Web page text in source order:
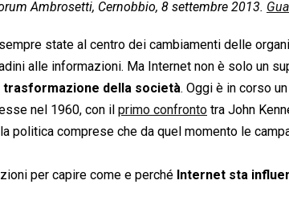
Ambrosetti, Cernobbio, 8 settembre 2013.
state al centro dei cambiamenti delle
alle informazioni. Ma Internet non è solo un
trasformazione della società. Oggi è in corso un
nel 1960, con il primo confronto tra John
politica comprese che da quel momento le
per capire come e perché Internet sta